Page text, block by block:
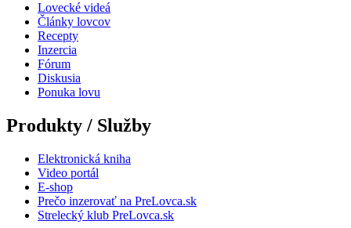
Lovecké videá
Články lovcov
Recepty
Inzercia
Fórum
Diskusia
Ponuka lovu
Produkty / Služby
Elektronická kniha
Video portál
E-shop
Prečo inzerovať na PreLovca.sk
Strelecký klub PreLovca.sk